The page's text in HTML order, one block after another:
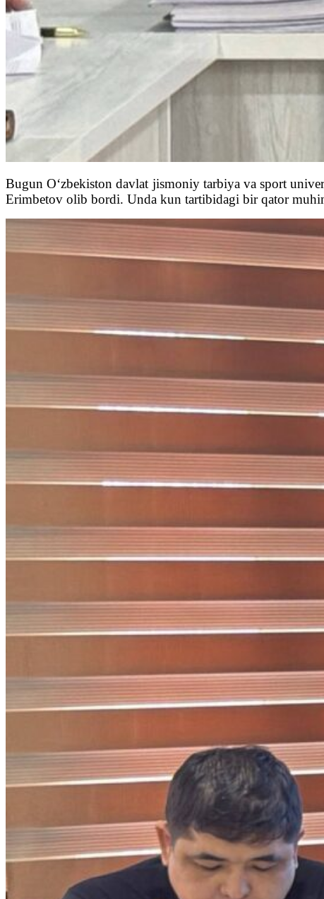
Bugun O‘zbekiston davlat jismoniy tarbiya va sport
Erimbetov olib bordi. Unda kun tartibidagi bir qator